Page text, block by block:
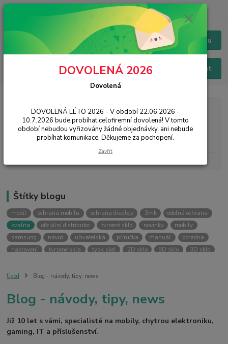
Menu
Hledat
Chat / Online podpora - 24/7
Kategorie blogu
3mk Protection
Novinky
Štítky blogu
mobil ochrana mobilu ochrana displeje 3mk
odolná ochrana
kvalita
oficiální distributor tvrzené sklo novinky
mobily
samsung
návod uživatelská příručka manuál
poradna
nastavení
tvrzené skla typy skel 2D sklo 5D sklo
3D sklo
ochranný kryt
vlastní potisk
3mk ochrana
premium reseller pouzdra kryty
kamera
pro děti
Úvod Blog - návody, tipy, news
Blog - návody, tipy, news
Již 10 let s vámi, specialisté na mobily, chytrou elektroniku,
gaming, IT a příslušenství.
DOVOLENÁ 2026
Dovolená
DOVOLENÁ LÉTO 2026 - V období 22.06.2026 -
10.7.2026 bude probíhat celofiremní dovolená! V tomto
období nebudou vyřizovány žádné objednávky, ani nebude
probíhat komunikace. Děkujeme za pochopení.
Zavřít